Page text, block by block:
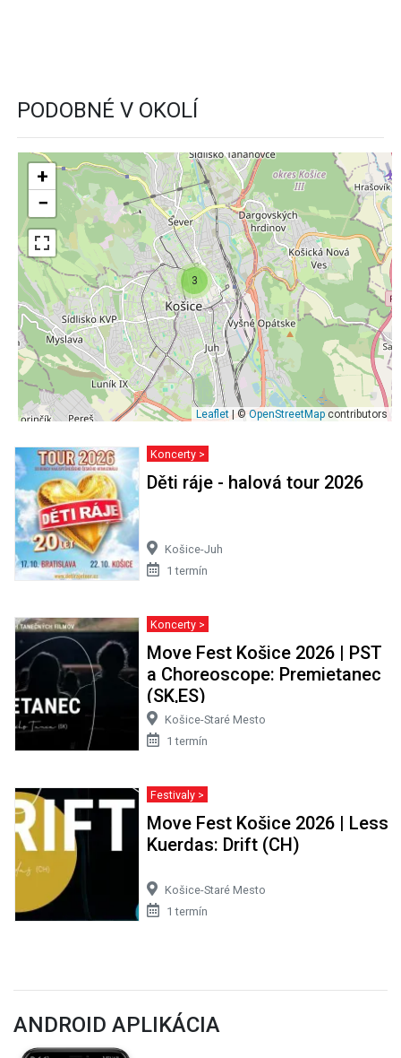
PODOBNÉ V OKOLÍ
3
+
−
Leaflet | ©OpenStreetMap contributors
Koncerty >
Děti ráje - halová tour 2026
Košice-Juh
1 termín
Koncerty >
Move Fest Košice 2026 | PST
a Choreoscope: Premietanec
(SK,ES)
Košice-Staré Mesto
1 termín
Festivaly >
Move Fest Košice 2026 | Less
Kuerdas: Drift (CH)
Košice-Staré Mesto
1 termín
ANDROID APLIKÁCIA